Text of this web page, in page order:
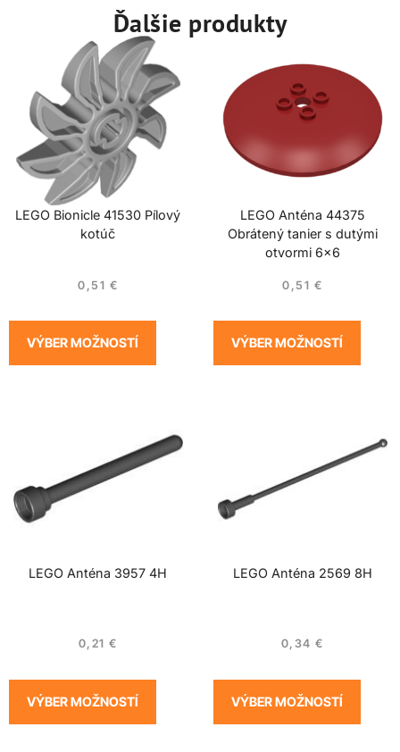
Ďalšie produkty
LEGO Bionicle 41530 Pílový
kotúč
0,51 €
VÝBER MOŽNOSTÍ
LEGO Anténa 44375
Obrátený tanier s dutými
otvormi 6×6
0,51 €
VÝBER MOŽNOSTÍ
LEGO Anténa 3957 4H
0,21 €
VÝBER MOŽNOSTÍ
LEGO Anténa 2569 8H
0,34 €
VÝBER MOŽNOSTÍ